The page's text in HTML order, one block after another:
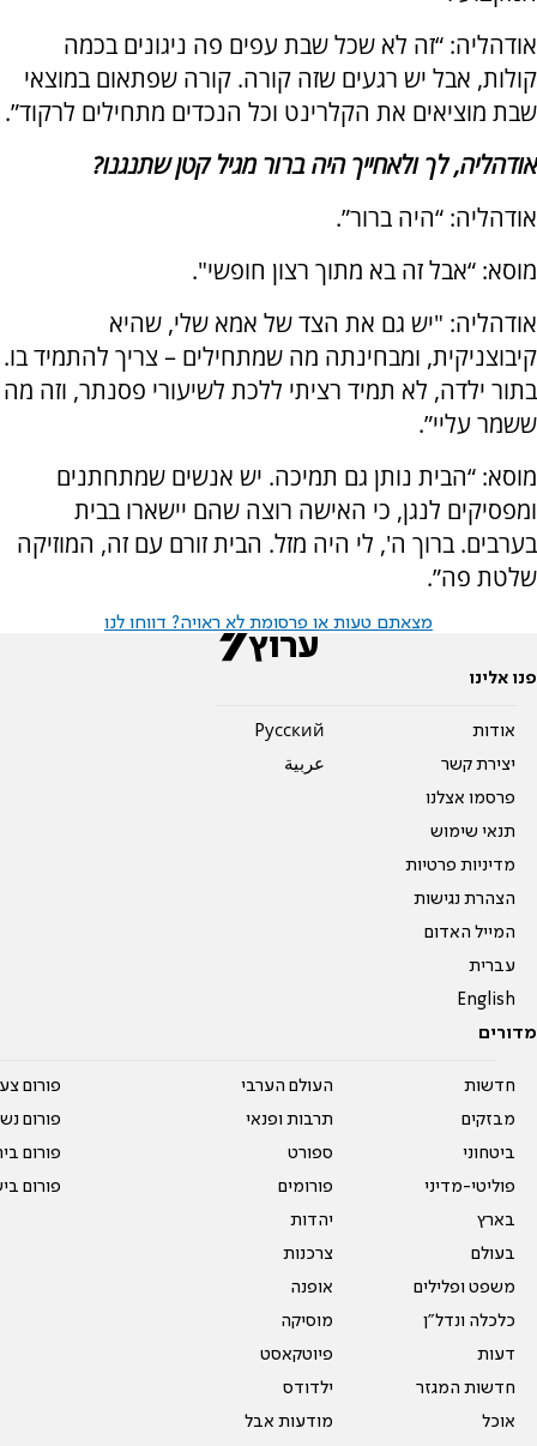
אודהליה: “זה לא שכל שבת עפים פה ניגונים בכמה
קולות, אבל יש רגעים שזה קורה. קורה שפתאום במוצאי
שבת מוציאים את הקלרינט וכל הנכדים מתחילים לרקוד”.
אודהליה, לך ולאחייך היה ברור מגיל קטן שתנגנו?
אודהליה: “היה ברור”.
מוסא: “אבל זה בא מתוך רצון חופשי".
אודהליה: "יש גם את הצד של אמא שלי, שהיא
קיבוצניקית, ומבחינתה מה שמתחילים – צריך להתמיד בו.
בתור ילדה, לא תמיד רציתי ללכת לשיעורי פסנתר, וזה מה
ששמר עליי”.
מוסא: “הבית נותן גם תמיכה. יש אנשים שמתחתנים
ומפסיקים לנגן, כי האישה רוצה שהם יישארו בבית
בערבים. ברוך ה', לי היה מזל. הבית זורם עם זה, המוזיקה
שלטת פה”.
מצאתם טעות או פרסומת לא ראויה? דווחו לנו
פנו אלינו
אודות
יצירת קשר
פרסמו אצלנו
תנאי שימוש
מדיניות פרטיות
הצהרת נגישות
המייל האדום
עברית
English
Pусский
عربية
מדורים
חדשות
מבזקים
ביטחוני
פוליטי-מדיני
בארץ
בעולם
משפט ופלילים
כלכלה ונדל"ן
דעות
חדשות המגזר
אוכל
העולם הערבי
תרבות ופנאי
ספורט
פורומים
יהדות
צרכנות
אופנה
מוסיקה
פיוטקאסט
ילדודס
מודעות אבל
פורום
פורום
פורום
פורום